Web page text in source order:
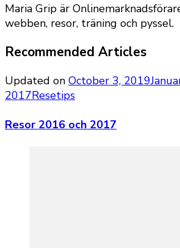
Maria Grip är
webben, resor, träning och pyssel.
Recommended Articles
Updated on October 3, 2019
2017Resetips
Resor 2016 och 2017